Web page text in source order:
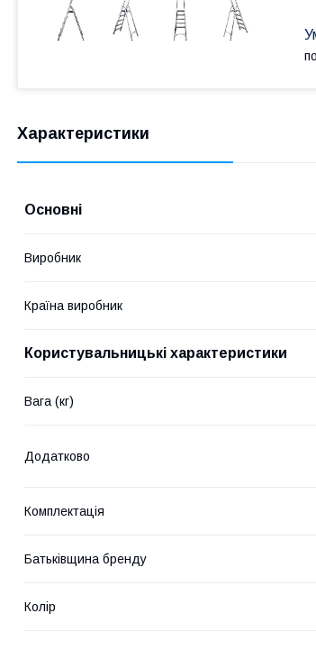
Характеристики
Основні
Виробник
Країна виробник
Користувальницькі характеристики
Вага (кг)
Додатково
Комплектація
Батьківщина бренду
Колір